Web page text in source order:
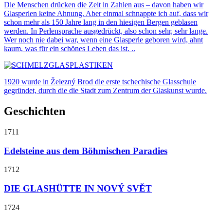
Die Menschen drücken die Zeit in Zahlen aus – davon haben wir
Glasperlen keine Ahnung. Aber einmal schnappte ich auf, dass wir
schon mehr als 150 Jahre lang in den hiesigen Bergen geblasen
werden. In Perlensprache ausgedrückt, also schon sehr, sehr lange.
Wer noch nie dabei war, wenn eine Glasperle geboren wird, ahnt
kaum, was für ein schönes Leben das ist. ..
1920 wurde in Železný Brod die erste tschechische Glasschule
gegründet, durch die die Stadt zum Zentrum der Glaskunst wurde.
Geschichten
1711
Edelsteine ​​aus dem Böhmischen Paradies
1712
DIE GLASHÜTTE IN NOVÝ SVĚT
1724